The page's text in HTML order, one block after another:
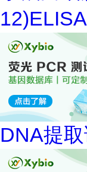
DNA提取